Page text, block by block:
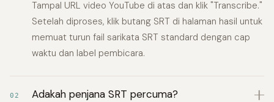
Tampal URL video YouTube di atas dan klik "Transcribe."
Setelah diproses, klik butang SRT di halaman hasil untuk
memuat turun fail sarikata SRT standard dengan cap
waktu dan label pembicara.
02 Adakah penjana SRT percuma?